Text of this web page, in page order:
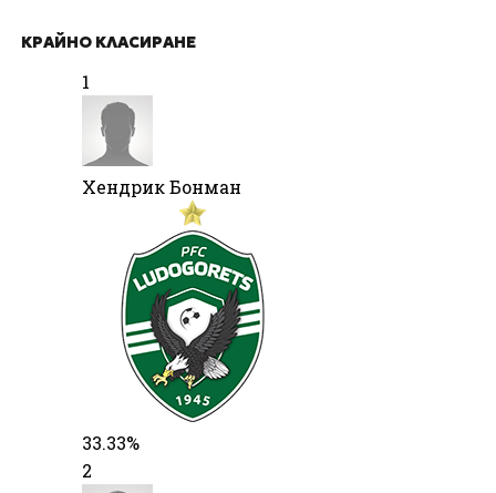
КРАЙНО КЛАСИРАНЕ
1
Хендрик Бонман
33.33%
2